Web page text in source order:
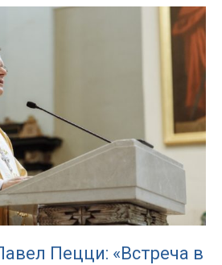
Пецци: «Встреча в